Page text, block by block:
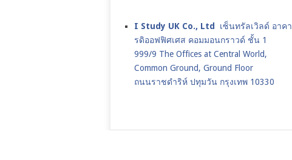
I Study UK Co., Ltd เซ็นทรัลเวิลด์ อาคา
รดิออฟฟิศเศส คอมมอนกราวด์ ชั้น 1
999/9 The Offices at Central World,
Common Ground, Ground Floor
ถนนราชดำริห์ ปทุมวัน กรุงเทพ 10330